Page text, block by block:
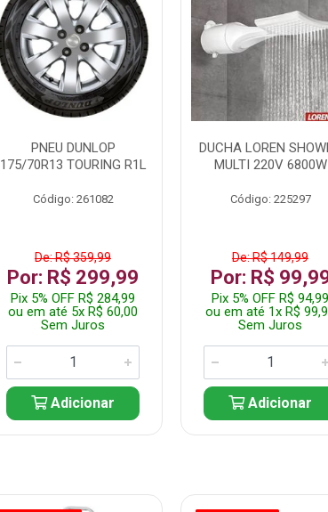
PNEU DUNLOP
175/70R13 TOURING R1L
Código: 261082
De: R$ 359,99
Por: R$ 299,99
Pix 5% OFF R$ 284,99
ou em até 5x R$ 60,00
Sem Juros
Adicionar
DUCHA LOREN
MULTI 220V 6800W
Código: 225297
De: R$ 149,99
Por: R$
Pix 5% OFF R$ 94,99
ou em até 1x R$
Sem Juros
Adicionar